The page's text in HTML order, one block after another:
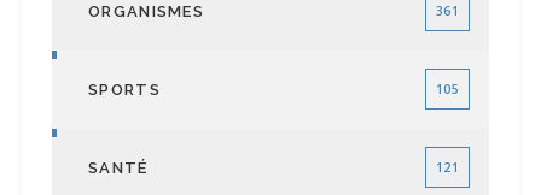
ORGANISMES 361
SPORTS 105
SANTÉ 121